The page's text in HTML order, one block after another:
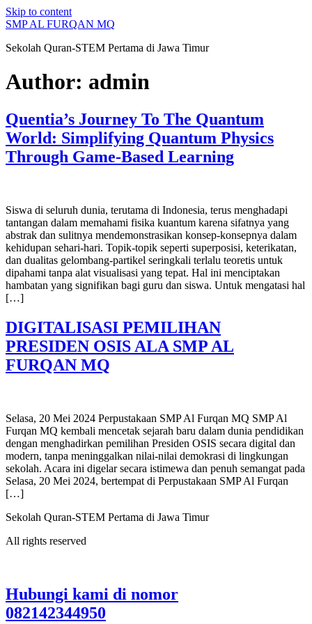
Skip to content
SMP AL FURQAN MQ
Sekolah Quran-STEM Pertama di Jawa Timur
Author: admin
Quentia’s Journey To The Quantum
World: Simplifying Quantum Physics
Through Game-Based Learning
Siswa di seluruh dunia, terutama di Indonesia, terus menghadapi
tantangan dalam memahami fisika kuantum karena sifatnya yang
abstrak dan sulitnya mendemonstrasikan konsep-konsepnya dalam
kehidupan sehari-hari. Topik-topik seperti superposisi, keterikatan,
dan dualitas gelombang-partikel seringkali terlalu teoretis untuk
dipahami tanpa alat visualisasi yang tepat. Hal ini menciptakan
hambatan yang signifikan bagi guru dan siswa. Untuk mengatasi hal
[…]
DIGITALISASI PEMILIHAN
PRESIDEN OSIS ALA SMP AL
FURQAN MQ
Selasa, 20 Mei 2024 Perpustakaan SMP Al Furqan MQ SMP Al
Furqan MQ kembali mencetak sejarah baru dalam dunia pendidikan
dengan menghadirkan pemilihan Presiden OSIS secara digital dan
modern, tanpa meninggalkan nilai-nilai demokrasi di lingkungan
sekolah. Acara ini digelar secara istimewa dan penuh semangat pada
Selasa, 20 Mei 2024, bertempat di Perpustakaan SMP Al Furqan
[…]
Sekolah Quran-STEM Pertama di Jawa Timur
All rights reserved
Hubungi kami di nomor
082142344950